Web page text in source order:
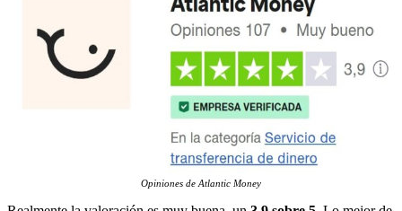
Opiniones de Atlantic Money